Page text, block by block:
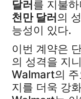
달러를 지불
천만 달러의
능성이 있다.
이번 계약은
의 성격을 지
Walmart의 주
지를 더욱 강